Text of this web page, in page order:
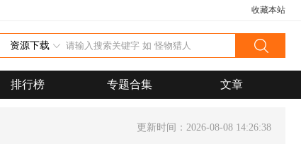
收藏本站
资源下载
排行榜 专题合集 文章
更新时间：2026-08-08 14:26:38